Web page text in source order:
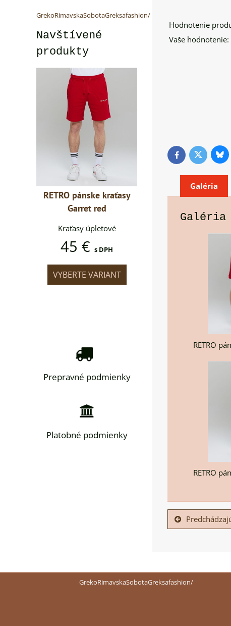
Hodnotenie
Vaše hodnotenie:
FacebookTwitter
Galéria
Galéria
RETRO
RETRO
GrekoRimavskaSobotaGreksafashion/
Navštívené
produkty
RETRO pánske kraťasy
Garret red
Kraťasy úpletové
45 € s DPH
VYBERTE VARIANT
RETRO pánske
Prepravné podmienky
Platobné podmienky
GrekoRimavskaSobotaGreksafashion/